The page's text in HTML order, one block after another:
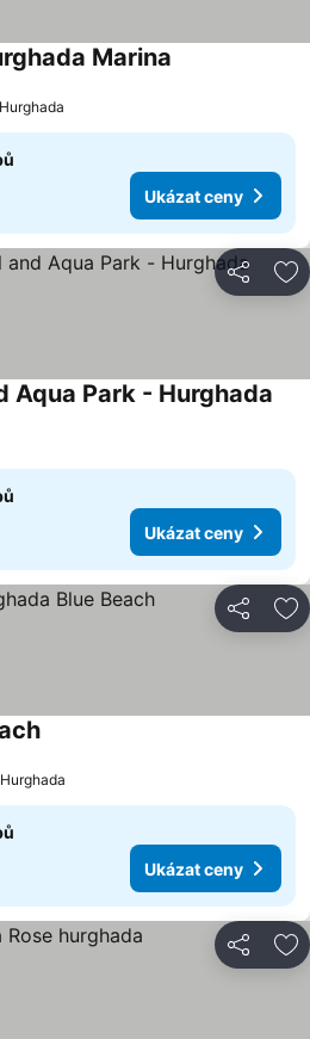
Marina
Hurghada
Ukázat ceny
Sdílet
Aqua Park - Hurghada
Ukázat ceny
Sdílet
Hurghada
Ukázat ceny
Sdílet